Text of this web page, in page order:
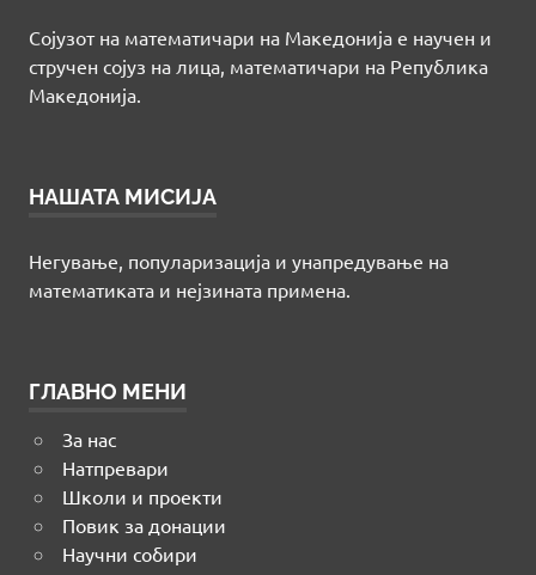
Сојузот на математичари на Македонија е научен и
стручен сојуз на лица, математичари на Република
Македонија.
НАШАТА МИСИЈА
Негување, популаризација и унапредување на
математиката и нејзината примена.
ГЛАВНО МЕНИ
За нас
Натпревари
Школи и проекти
Повик за донации
Научни собири